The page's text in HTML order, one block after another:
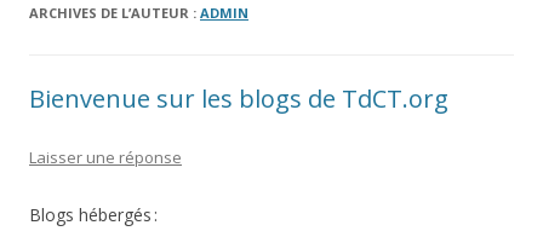
ARCHIVES DE L’AUTEUR : ADMIN
Bienvenue sur les blogs de TdCT.org
Laisser une réponse
Blogs hébergés :